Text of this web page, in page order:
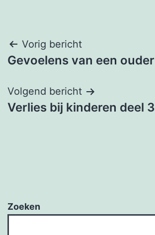
Bericht
navigatie
Vorig bericht
Gevoelens van een ouder
Volgend bericht
Verlies bij kinderen deel 3
Zoeken